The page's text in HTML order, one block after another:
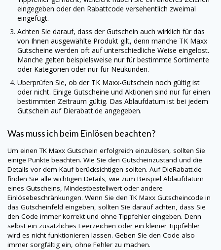
eingegeben oder den Rabattcode versehentlich zweimal
eingefügt.
Achten Sie darauf, dass der Gutschein auch wirklich für das
von Ihnen ausgewählte Produkt gilt, denn manche TK Maxx
Gutscheine werden oft auf unterschiedliche Weise eingelöst.
Manche gelten beispielsweise nur für bestimmte Sortimente
oder Kategorien oder nur für Neukunden.
Überprüfen Sie, ob der TK Maxx-Gutschein noch gültig ist
oder nicht. Einige Gutscheine und Aktionen sind nur für einen
bestimmten Zeitraum gültig. Das Ablaufdatum ist bei jedem
Gutschein auf Dierabatt.de angegeben.
Was muss ich beim Einlösen beachten?
Um einen TK Maxx Gutschein erfolgreich einzulösen, sollten Sie
einige Punkte beachten. Wie Sie den Gutscheinzustand und die
Details vor dem Kauf berücksichtigen sollten. AufDieRabatt.de
finden Sie alle wichtigen Details, wie zum Beispiel Ablaufdatum
eines Gutscheins, Mindestbestellwert oder andere
Einlösebeschränkungen. Wenn Sie den TK Maxx Gutscheincode in
das Gutscheinfeld eingeben, sollten Sie darauf achten, dass Sie
den Code immer korrekt und ohne Tippfehler eingeben. Denn
selbst ein zusätzliches Leerzeichen oder ein kleiner Tippfehler
wird es nicht funktionieren lassen. Geben Sie den Code also
immer sorgfältig ein, ohne Fehler zu machen.